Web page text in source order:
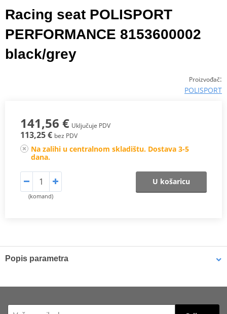
Racing seat POLISPORT
PERFORMANCE 8153600002
black/grey
Proizvođač:
POLISPORT
141,56 € Uključuje PDV
113,25 € bez PDV
Na zalihi u centralnom skladištu. Dostava 3-5
dana.
(komand)
U košaricu
Popis parametra
perfect aftermarket option to replace your OEM seat. The seat